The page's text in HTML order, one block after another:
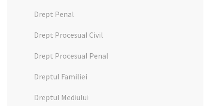
Drept Penal
Drept Procesual Civil
Drept Procesual Penal
Dreptul Familiei
Dreptul Mediului